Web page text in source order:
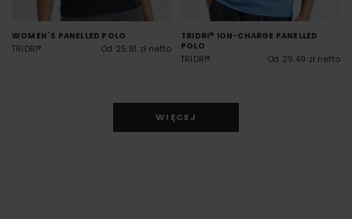
WOMEN´S PANELLED POLO
TRIDRI®
Od 25.81 zł netto
TRIDRI® ION-CHARGE PANELLED
POLO
TRIDRI®
Od 29.49 zł netto
WIĘCEJ